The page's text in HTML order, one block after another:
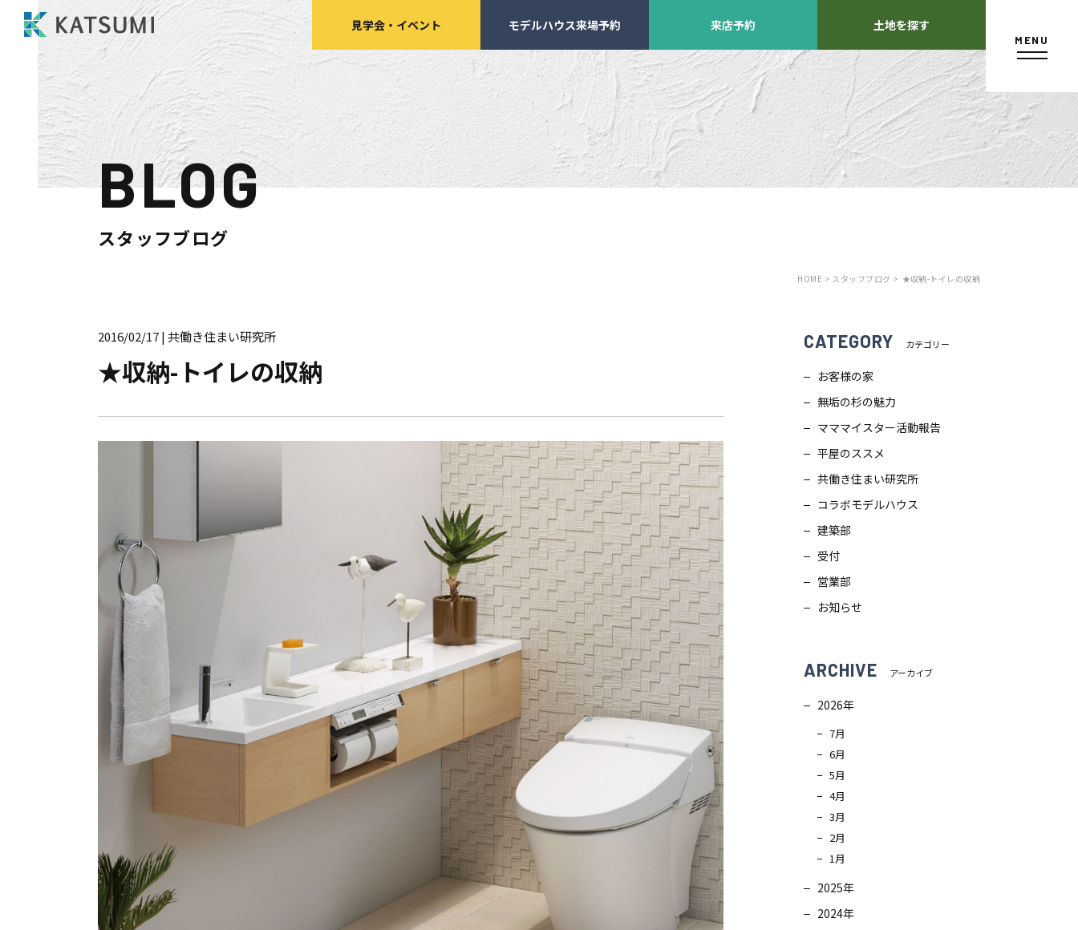
モデルハウス来場予約
物件検索
会員登録
KATSUMIの標準仕様 和暮-なごみ-
素材とデザイン
耐震性能+制震性能
断熱・気密性能と快適性
長期優良住宅
経営理念・会社案内
スタッフ紹介
KATSUMIの 取り組み
採用情報
検査・アフターメンテナンス
家づくりのスケジュール
よくあるご質問
店舗紹介
スタッフブログ
ZEH普及目標
ソーシャルメディアポリシー
サイトマップ
見学会 ・ イベント モデルハウス来場予約 来店予約 土地を探す
MENU
BLOG
スタッフブログ
HOME > スタッフブログ > ★収納-トイレの収納
2016/02/17| 共働き住まい研究所
★収納-トイレの収納
CATEGORY カテゴリー
お客様の家
無垢の杉の魅力
マママイスター活動報告
平屋のススメ
共働き住まい研究所
コラボモデルハウス
建築部
受付
営業部
お知らせ
ARCHIVE アーカイブ
2026年
7月
6月
5月
4月
3月
2月
1月
2025年
2024年